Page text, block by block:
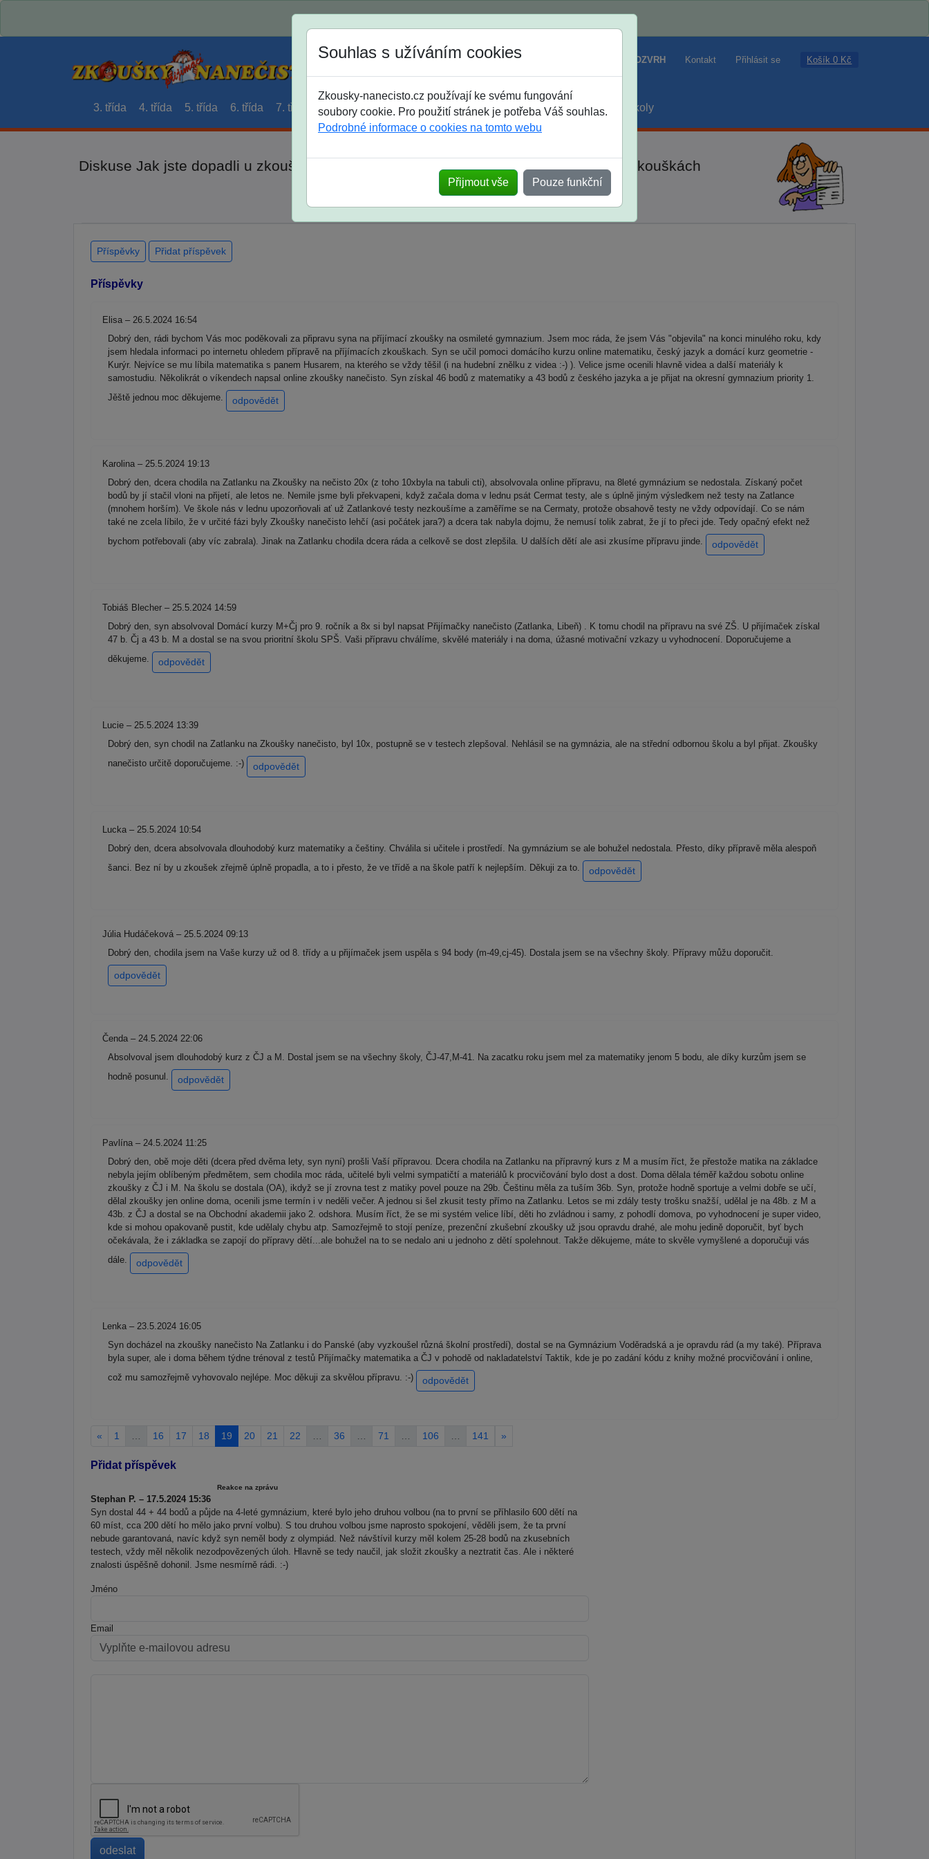
Jak si vybrat ROZVRH Kontakt Přihlásit se Košík 0 Kč
3. třída 4. třída 5. třída 6. třída 7. třída 8. třída 9. třída střední maturanti soutěže prázdniny školy
Diskuse Jak jste dopadli u zkoušek na SŠ? Vaše ohlasy po skutečných přijímacích zkouškách
Souhlas s užíváním cookies
Zkousky-nanecisto.cz používají ke svému fungování
soubory cookie. Pro použití stránek je potřeba Váš souhlas.
Podrobné informace o cookies na tomto webu
Přijmout vše Pouze funkční
Příspěvky Přidat příspěvek
Příspěvky
Elisa – 26.5.2024 16:54
Dobrý den, rádi bychom Vás moc poděkovali za připravu syna na příjímací zkoušky na osmileté gymnazium. Jsem moc ráda, že jsem Vás "objevila" na konci minulého roku, kdy
jsem hledala informaci po internetu ohledem přípravě na příjímacích zkouškach. Syn se učil pomoci domácího kurzu online matematiku, český jazyk a domácí kurz geometrie -
Kurýr. Nejvíce se mu líbila matematika s panem Husarem, na kterého se vždy těšil (i na hudební znělku z videa :-) ). Velice jsme ocenili hlavně videa a další materiály k
samostudiu. Několikrát o víkendech napsal online zkoušky nanečisto. Syn získal 46 bodů z matematiky a 43 bodů z českého jazyka a je přijat na okresní gymnazium priority 1.
Jěště jednou moc děkujeme.
odpovědět
Karolina – 25.5.2024 19:13
Dobrý den, dcera chodila na Zatlanku na Zkoušky na nečisto 20x (z toho 10xbyla na tabuli cti), absolvovala online přípravu, na 8leté gymnázium se nedostala. Získaný počet
bodů by jí stačil vloni na přijetí, ale letos ne. Nemile jsme byli překvapeni, když začala doma v lednu psát Cermat testy, ale s úplně jiným výsledkem než testy na Zatlance
(mnohem horším). Ve škole nás v lednu upozorňovali ať už Zatlankové testy nezkoušíme a zaměříme se na Cermaty, protože obsahově testy ne vždy odpovídají. Co se nám
také ne zcela líbilo, že v určité fázi byly Zkoušky nanečisto lehčí (asi počátek jara?) a dcera tak nabyla dojmu, že nemusí tolik zabrat, že jí to přeci jde. Tedy opačný efekt než
bychom potřebovali (aby víc zabrala). Jinak na Zatlanku chodila dcera ráda a celkově se dost zlepšila. U dalších dětí ale asi zkusíme přípravu jinde.
odpovědět
Tobiáš Blecher – 25.5.2024 14:59
Dobrý den, syn absolvoval Domácí kurzy M+Čj pro 9. ročník a 8x si byl napsat Přijímačky nanečisto (Zatlanka, Libeň) . K tomu chodil na přípravu na své ZŠ. U přijímaček získal
47 b. Čj a 43 b. M a dostal se na svou prioritní školu SPŠ. Vaši přípravu chválíme, skvělé materiály i na doma, úžasné motivační vzkazy u vyhodnocení. Doporučujeme a
děkujeme.
odpovědět
Lucie – 25.5.2024 13:39
Dobrý den, syn chodil na Zatlanku na Zkoušky nanečisto, byl 10x, postupně se v testech zlepšoval. Nehlásil se na gymnázia, ale na střední odbornou školu a byl přijat. Zkoušky
nanečisto určitě doporučujeme. :-)
odpovědět
Lucka – 25.5.2024 10:54
Dobrý den, dcera absolvovala dlouhodobý kurz matematiky a češtiny. Chválila si učitele i prostředí. Na gymnázium se ale bohužel nedostala. Přesto, díky přípravě měla alespoň
šanci. Bez ní by u zkoušek zřejmě úplně propadla, a to i přesto, že ve třídě a na škole patří k nejlepším. Děkuji za to.
odpovědět
Júlia Hudáčeková – 25.5.2024 09:13
Dobrý den, chodila jsem na Vaše kurzy už od 8. třídy a u přijímaček jsem uspěla s 94 body (m-49,cj-45). Dostala jsem se na všechny školy. Přípravy můžu doporučit.
odpovědět
Čenda – 24.5.2024 22:06
Absolvoval jsem dlouhodobý kurz z ČJ a M. Dostal jsem se na všechny školy, ČJ-47,M-41. Na zacatku roku jsem mel za matematiky jenom 5 bodu, ale díky kurzům jsem se
hodně posunul.
odpovědět
Pavlína – 24.5.2024 11:25
Dobrý den, obě moje děti (dcera před dvěma lety, syn nyní) prošli Vaší přípravou. Dcera chodila na Zatlanku na přípravný kurs z M a musím říct, že přestože matika na základce
nebyla jejím oblíbeným předmětem, sem chodila moc ráda, učitelé byli velmi sympatičtí a materiálů k procvičování bylo dost a dost. Doma dělala téměř každou sobotu online
zkoušky z ČJ i M. Na školu se dostala (OA), ikdyž se jí zrovna test z matiky povel pouze na 29b. Češtinu měla za tuším 36b. Syn, protože hodně sportuje a velmi dobře se učí,
dělal zkoušky jen online doma, ocenili jsme termín i v neděli večer. A jednou si šel zkusit testy přímo na Zatlanku. Letos se mi zdály testy trošku snažší, udělal je na 48b. z M a
43b. z ČJ a dostal se na Obchodní akademii jako 2. odshora. Musím říct, že se mi systém velice líbí, děti ho zvládnou i samy, z pohodlí domova, po vyhodnocení je super video,
kde si mohou opakovaně pustit, kde udělaly chybu atp. Samozřejmě to stojí peníze, prezenční zkušební zkoušky už jsou opravdu drahé, ale mohu jedině doporučit, byť bych
očekávala, že i základka se zapojí do přípravy dětí...ale bohužel na to se nedalo ani u jednoho z dětí spolehnout. Takže děkujeme, máte to skvěle vymyšlené a doporučuji vás
dále.
odpovědět
Lenka – 23.5.2024 16:05
Syn docházel na zkoušky nanečisto Na Zatlanku i do Panské (aby vyzkoušel různá školní prostředí), dostal se na Gymnázium Voděradská a je opravdu rád (a my také). Příprava
byla super, ale i doma během týdne trénoval z testů Přijímačky matematika a ČJ v pohodě od nakladatelství Taktik, kde je po zadání kódu z knihy možné procvičování i online,
což mu samozřejmě vyhovovalo nejlépe. Moc děkuji za skvělou přípravu. :-)
odpovědět
« 1 16 17 18 19 20 21 22 36 71 106 141 »
Přidat příspěvek
Reakce na zprávu
Stephan P. – 17.5.2024 15:36
Syn dostal 44 + 44 bodů a půjde na 4-leté gymnázium, které bylo jeho druhou volbou (na to první se příhlasilo 600 dětí na
60 míst, cca 200 dětí ho mělo jako první volbu). S tou druhou volbou jsme naprosto spokojení, věděli jsem, že ta první
nebude garantovaná, navíc když syn neměl body z olympiád. Než návštívil kurzy měl kolem 25-28 bodů na zkusebních
testech, vždy měl několik nezodpovězených úloh. Hlavně se tedy naučil, jak složit zkoušky a neztratit čas. Ale i některé
znalosti úspěšně dohonil. Jsme nesmírně rádi. :-)
Jméno
Email